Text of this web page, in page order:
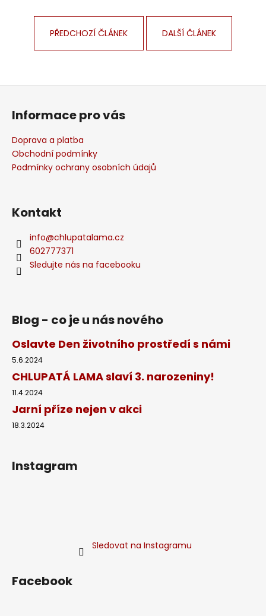
PŘEDCHOZÍ ČLÁNEK DALŠÍ ČLÁNEK
Informace pro vás
Doprava a platba
Obchodní podmínky
Podmínky ochrany osobních údajů
Kontakt
info@chlupatalama.cz
602777371
Sledujte nás na facebooku
Blog - co je u nás nového
Oslavte Den životního prostředí s námi
5.6.2024
CHLUPATÁ LAMA slaví 3. narozeniny!
11.4.2024
Jarní příze nejen v akci
18.3.2024
Instagram
Sledovat na Instagramu
Facebook